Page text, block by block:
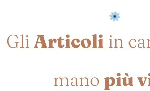
Gli Articoli in
mano più